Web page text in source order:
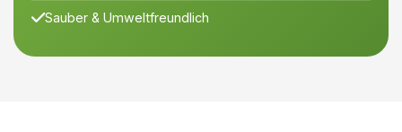
Sauber & Umweltfreundlich